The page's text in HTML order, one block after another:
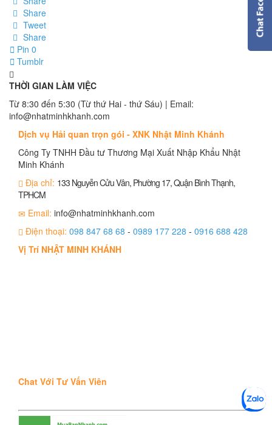
Share
Tweet
Share
Pin 0
Tumblr
THỜI GIAN LÀM VIỆC
Từ 8:30 đến 5:30 (Từ thứ Hai - thứ Sáu) | Email:
info@nhatminhkhanh.com
Dịch vụ Hải quan trọn gói - XNK Nhật Minh Khánh
Công Ty TNHH Đầu tư Thương Mại Xuất Nhập Khẩu Nhật
Minh Khánh
Địa chỉ: 133 Nguyễn Cửu Vân, Phường 17, Quận Bình Thạnh,
TPHCM
Email: info@nhatminhkhanh.com
Điện thoại: 098 847 68 68 - 0989 177 228 - 0916 688 428
Vị Trí NHẬT MINH KHÁNH
Chat Với Tư Vấn Viên